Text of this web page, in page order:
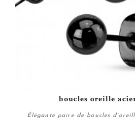
boucles oreille
Élégante paire de boucles